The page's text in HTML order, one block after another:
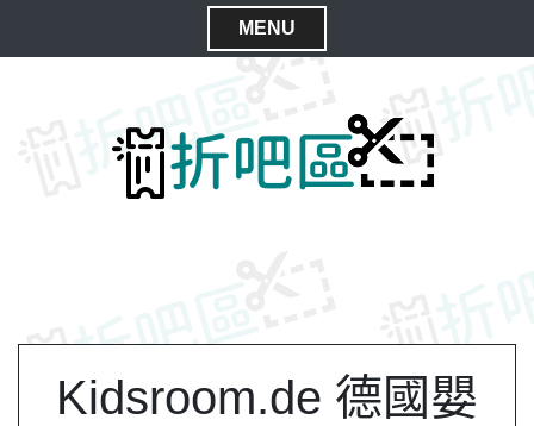
MENU
C
Kidsroom.de 德國嬰